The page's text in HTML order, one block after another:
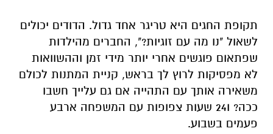
תקופת החגים היא טריגר אחד גדול. הדודים יכולים
לשאול "נו מה עם זוגיות?", החברים מהילדות
שפתאום פוגשים אחרי יותר מידי זמן וההשוואות
לא מפסיקות לרוץ לך בראש, קניית המתנות לכולם
משאירה אותך עם התהייה אם גם עלייך חשבו
ככה? ו24 שעות צפופות עם המשפחה ארבע
פעמים בשבוע.